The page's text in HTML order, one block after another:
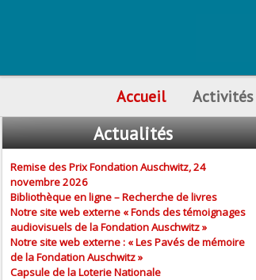
Accueil Activités
Actualités
Remise des Prix Fondation Auschwitz, 24
novembre 2026
Bibliothèque en ligne – Recherche de livres
Notre site web externe « Fonds des témoignages
audiovisuels de la Fondation Auschwitz »
Notre site web externe : « Les Pavés de mémoire
de la Fondation Auschwitz »
Capsule de la Loterie Nationale